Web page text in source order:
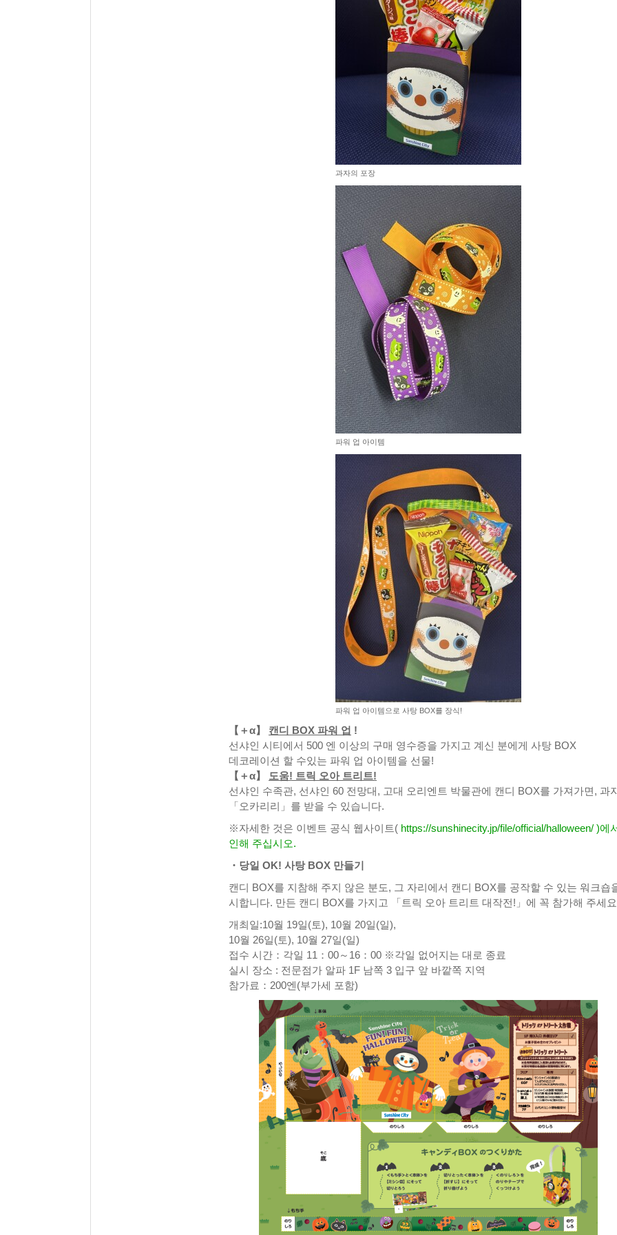
과자의 포장
파워 업 아이템
파워 업 아이템으로 사탕 BOX를 장식!
【＋α】 캔디 BOX 파워 업 !
선샤인 시티에서 500 엔 이상의 구매 영수증을 가지고 계신 분에게 사탕 BOX
데코레이션 할 수있는 파워 업 아이템을 선물!
【＋α】
도움! 트릭 오아 트리트!
선샤인 수족관, 선샤인 60 전망대, 고대 오리엔트 박물관에 캔디 BOX를 가져가면, 과
「오카리리」를 받을 수 있습니다.
※자세한 것은 이벤트 공식 웹사이트( https://sunshinecity.jp/file/official/halloween/ )에
인해 주십시오.
・당일 OK! 사탕 BOX 만들기
캔디 BOX를 지참해 주지 않은 분도, 그 자리에서 캔디 BOX를 공작할 수 있는 워크숍
시합니다. 만든 캔디 BOX를 가지고 「트릭 오아 트리트 대작전!」에 꼭 참가해 주세
개최일:10월 19일(토), 10월 20일(일),
10월 26일(토), 10월 27일(일)
접수 시간：각일 11：00～16：00 ※각일 없어지는 대로 종료
실시 장소 : 전문점가 알파 1F 남쪽 3 입구 앞 바깥쪽 지역
참가료：200엔(부가세 포함)